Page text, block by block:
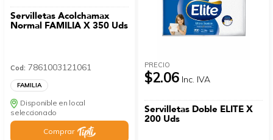
Servilletas Acolchamax
Normal FAMILIA X 350 Uds
Cod: 7861003121061
FAMILIA
Disponible en local
seleccionado
Comprar
PRECIO
$2.06 Inc. IVA
Servilletas Doble ELITE X
200 Uds